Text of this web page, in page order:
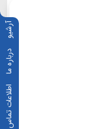
آرشیو
درباره ما
اطلاعات تماس